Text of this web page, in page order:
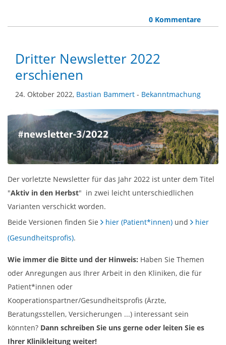
0 Kommentare
Dritter Newsletter 2022
erschienen
24. Oktober 2022, Bastian Bammert - Bekanntmachung
Der vorletzte Newsletter für das Jahr 2022 ist unter dem Titel
"Aktiv in den Herbst" in zwei leicht unterschiedlichen
Varianten verschickt worden.
Beide Versionen finden Sie
hier (Patient*innen) und
hier
(Gesundheitsprofis).
Wie immer die Bitte und der Hinweis: Haben Sie Themen
oder Anregungen aus Ihrer Arbeit in den Kliniken, die für
Patient*innen oder
Kooperationspartner/Gesundheitsprofis (Ärzte,
Beratungsstellen, Versicherungen ...) interessant sein
könnten? Dann schreiben Sie uns gerne oder leiten Sie es
Ihrer Klinikleitung weiter!